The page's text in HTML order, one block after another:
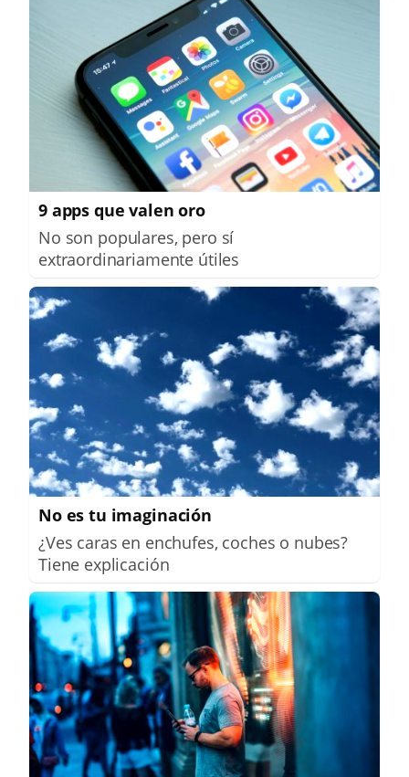
9 apps que valen oro
No son populares, pero sí
extraordinariamente útiles
No es tu imaginación
¿Ves caras en enchufes, coches o nubes?
Tiene explicación